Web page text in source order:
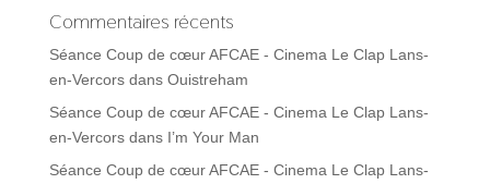
Commentaires récents
Séance Coup de cœur AFCAE - Cinema Le Clap Lans-
en-Vercorsdans Ouistreham
Séance Coup de cœur AFCAE - Cinema Le Clap Lans-
en-Vercorsdans I’m Your Man
Séance Coup de cœur AFCAE - Cinema Le Clap Lans-